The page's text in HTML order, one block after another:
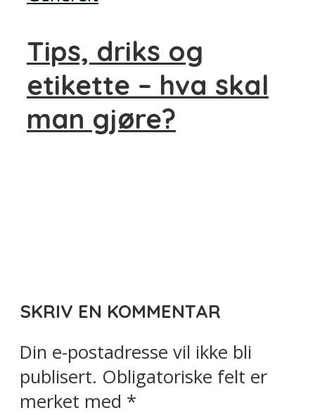
Tips, driks og
etikette – hva skal
man gjøre?
SKRIV EN KOMMENTAR
Din e-postadresse vil ikke bli
publisert. Obligatoriske felt er
merket med *